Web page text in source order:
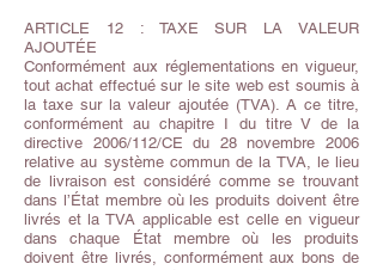
ARTICLE 12 : TAXE SUR LA VALEUR
AJOUTÉE
Conformément aux réglementations en vigueur,
tout achat effectué sur le site web est soumis à
la taxe sur la valeur ajoutée (TVA). A ce titre,
conformément au chapitre I du titre V de la
directive 2006/112/CE du 28 novembre 2006
relative au système commun de la TVA, le lieu
de livraison est considéré comme se trouvant
dans l’État membre où les produits doivent être
livrés et la TVA applicable est celle en vigueur
dans chaque État membre où les produits
doivent être livrés, conformément aux bons de